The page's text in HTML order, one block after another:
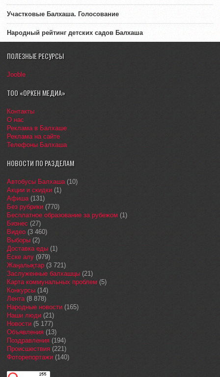
Участковые Балхаша. Голосование
Народный рейтинг детских садов Балхаша
ПОЛЕЗНЫЕ РЕСУРСЫ
Jooble
ТОО «ОРКЕН МЕДИА»
Контакты
О нас
Реклама в Балхаше
Реклама на сайте
Телефоны Балхаша
НОВОСТИ ПО РАЗДЕЛАМ
Автобусы Балхаша(10)
Акции и скидки (1)
Афиша(131)
Без рубрики (770)
Бесплатное образование за рубежом (1)
Бизнес (27)
Видео (3 460)
Выборы (2)
Доставка еды (1)
Еске алу (979)
Жаңалықтар (3 721)
Заслуженные балхашцы (21)
Карта коммунальных проблем (5)
Конкурсы (14)
Лента(8 878)
Народные новости (165)
Наши люди (21)
Новости (5 177)
Объявления (13)
Поздравления (194)
Происшествия (221)
Фоторепортажи (140)